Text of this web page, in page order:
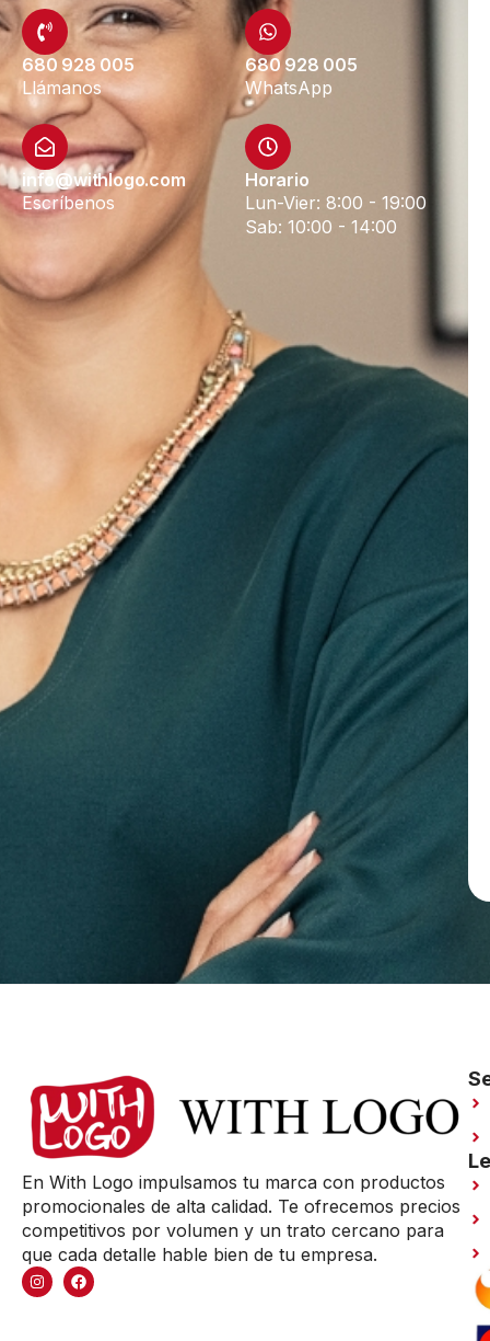
680 928 005
Llámanos
680 928 005
WhatsApp
info@withlogo.com
Escríbenos
Horario
Lun-Vier: 8:00 - 19:00
Sab: 10:00 - 14:00
En With Logo impulsamos tu marca con productos
promocionales de alta calidad. Te ofrecemos precios
competitivos por volumen y un trato cercano para
que cada detalle hable bien de tu empresa.